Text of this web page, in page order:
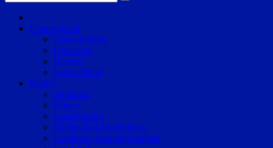
Überregional
Niederbayern
Oberpfalz
Bayern
Deutschland
Region
Straubing
Bogen
Geiselhöring
Mallersdorf-Pfaffenberg
Landkreis Straubing-Bogen